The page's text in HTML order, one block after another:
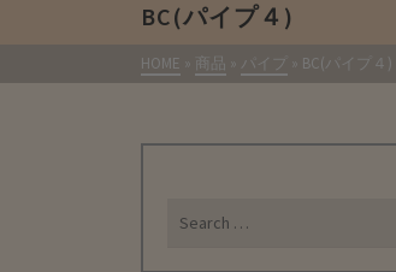
BC(パイプ４)
HOME » 商品 » パイプ » BC(パイプ４)
Search